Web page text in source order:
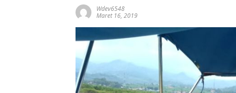
Wdev6548
Maret 16, 2019